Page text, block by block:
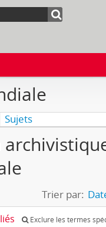
Sujets
Trier par:
Exclure les termes